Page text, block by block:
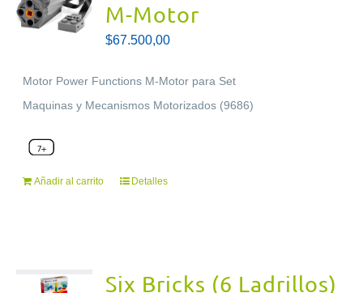
M-Motor
$67.500,00
Motor Power Functions M-Motor para Set
Maquinas y Mecanismos Motorizados (9686)
Añadir al carrito Detalles
Six Bricks (6 Ladrillos)